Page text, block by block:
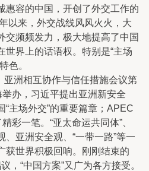
惠容的中国，开创了外交工作的
以来，外交战线风风火火，大
交频频发力，极大地提高了中国
世界上的话语权。特别是“主场
色。
洲相互协作与信任措施会议第
办，习近平提出亚洲新安全
主场外交”的重要篇章；APEC
彩一笔。“亚太命运共同体”、
亚洲安全观、“一带一路”等一
获世界积极回响。刚刚结束的
，“中国方案”又广为各方接受。